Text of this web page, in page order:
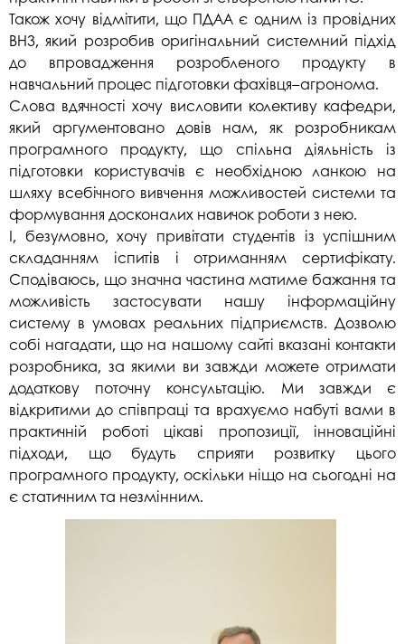
Також хочу відмітити, що ПДАА є одним із провідних
ВНЗ, який розробив оригінальний системний підхід
до впровадження розробленого продукту в
навчальний процес підготовки фахівця–агронома.
Слова вдячності хочу висловити колективу кафедри,
який аргументовано довів нам, як розробникам
програмного продукту, що спільна діяльність із
підготовки користувачів є необхідною ланкою на
шляху всебічного вивчення можливостей системи та
формування досконалих навичок роботи з нею.
І, безумовно, хочу привітати студентів із успішним
складанням іспитів і отриманням сертифікату.
Сподіваюсь, що значна частина матиме бажання та
можливість застосувати нашу інформаційну
систему в умовах реальних підприємств. Дозволю
собі нагадати, що на нашому сайті вказані контакти
розробника, за якими ви завжди можете отримати
додаткову поточну консультацію. Ми завжди є
відкритими до співпраці та врахуємо набуті вами в
практичній роботі цікаві пропозиції, інноваційні
підходи, що будуть сприяти розвитку цього
програмного продукту, оскільки ніщо на сьогодні на
є статичним та незмінним.